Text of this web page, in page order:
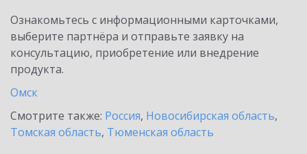
Ознакомьтесь с информационными карточками,
выберите партнёра и отправьте заявку на
консультацию, приобретение или внедрение
продукта.
Омск
Смотрите также: Россия, Новосибирская область,
Томская область, Тюменская область